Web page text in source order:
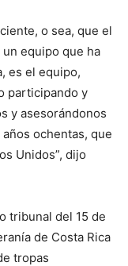
o sea, que el
equipo que ha
es el equipo,
participando y
y asesorándonos
ochentas, que
Unidos”, dijo
tribunal del 15 de
de Costa Rica
tropas